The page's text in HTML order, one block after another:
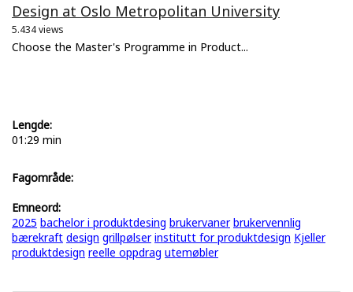
Design at Oslo Metropolitan University
5.434 views
Choose the Master's Programme in Product...
Lengde:
01:29 min
Fagområde:
Emneord:
2025 bachelor i produktdesing brukervaner brukervennlig
bærekraft design grillpølser institutt for produktdesign Kjeller
produktdesign reelle oppdrag utemøbler